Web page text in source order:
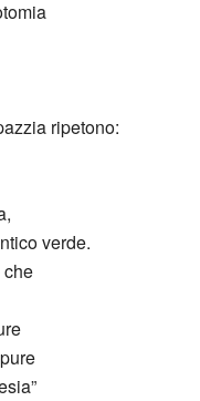
ripetono:
verde.
che